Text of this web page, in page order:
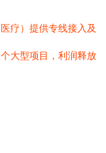
疗）提供专线接入及
大型项目，利润释放